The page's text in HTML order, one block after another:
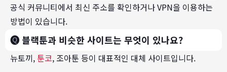
공식 커뮤니티에서 최신 주소를 확인하거나 VPN을 이용하는
방법이 있습니다.
🅠 블랙툰과 비슷한 사이트는 무엇이 있나요?
뉴토끼, 툰코, 조아툰 등이 대표적인 대체 사이트입니다.